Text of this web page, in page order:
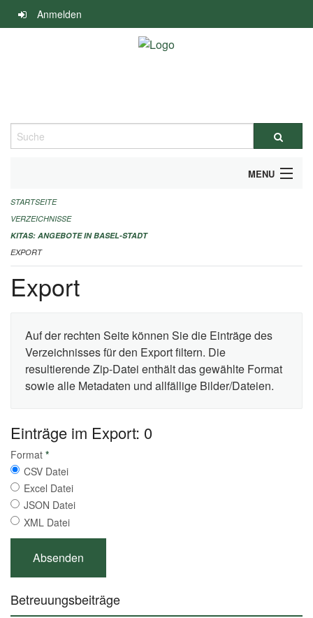
Navigation
überspringen
Anmelden
Suche
MENU
ALLGEMEINE INFORMATIONEN
IMPRESSUM
STARTSEITE
VERZEICHNISSE
KITAS: ANGEBOTE IN BASEL-STADT
EXPORT
Export
Auf der rechten Seite können Sie die Einträge des
Verzeichnisses für den Export filtern. Die
resultierende Zip-Datei enthält das gewählte Format
sowie alle Metadaten und allfällige Bilder/Dateien.
Einträge im Export: 0
Format *
CSV Datei
Excel Datei
JSON Datei
XML Datei
Betreuungsbeiträge